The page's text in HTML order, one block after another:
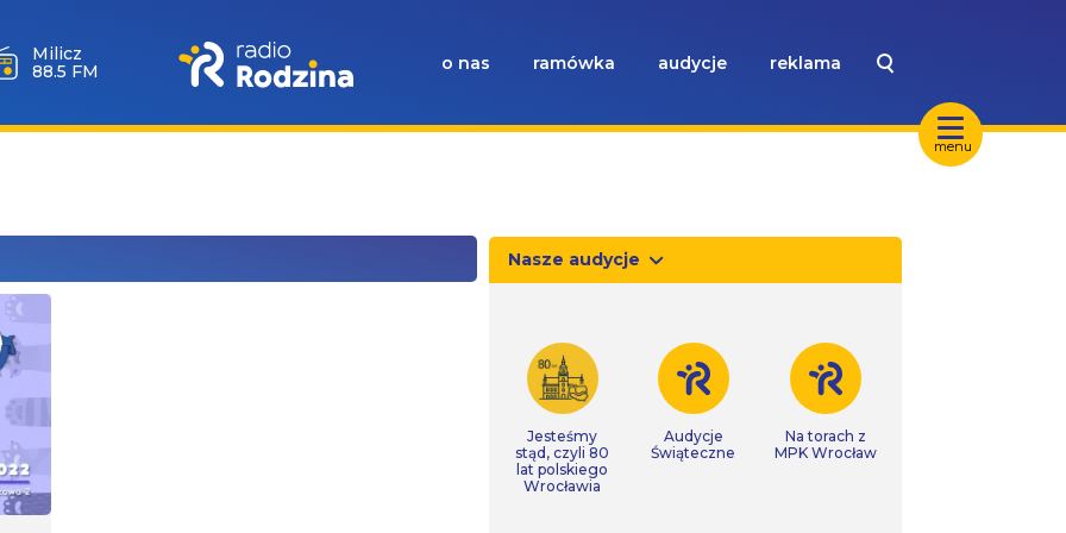
menu
Góra
Igliczna
107.2 FM
o nas ramówka audycje reklama
Nasze audycje
Jesteśmy
stąd, czyli 80
lat polskiego
Wrocławia
Audycje
Świąteczne
Na torach z
MPK Wrocław